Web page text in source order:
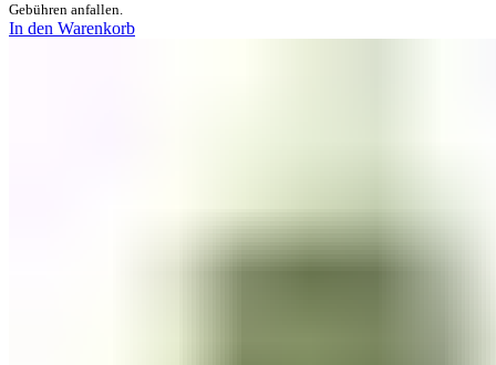
Gebühren anfallen.
In den Warenkorb